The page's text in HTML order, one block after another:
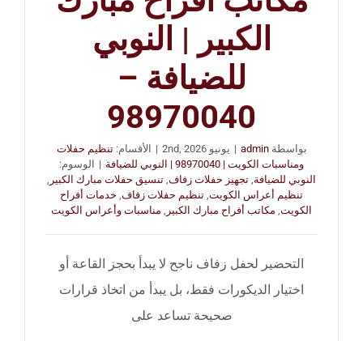
الكبير | النوبي
للضيافة –
98970040
بواسطةadmin
| يونيو 2nd, 2026 | الأقسام:تنظيم حفلات
ومناسبات الكويت | 98970040 | النوبي للضيافة
|
الوسوم:
النوبي للضيافة, تجهيز حفلات زفاف, تنسيق حفلات مبارك الكبير ,
تنظيم أعراس الكويت, تنظيم حفلات زفاف, خدمات أفراح
الكويت, مكاتب أفراح مبارك الكبير , مناسبات وأعراس الكويت
التحضير لحفل زفاف ناجح لا يبدأ بحجز القاعة أو
اختيار الديكورات فقط، بل يبدأ من اتخاذ قرارات
صحيحة تساعد على